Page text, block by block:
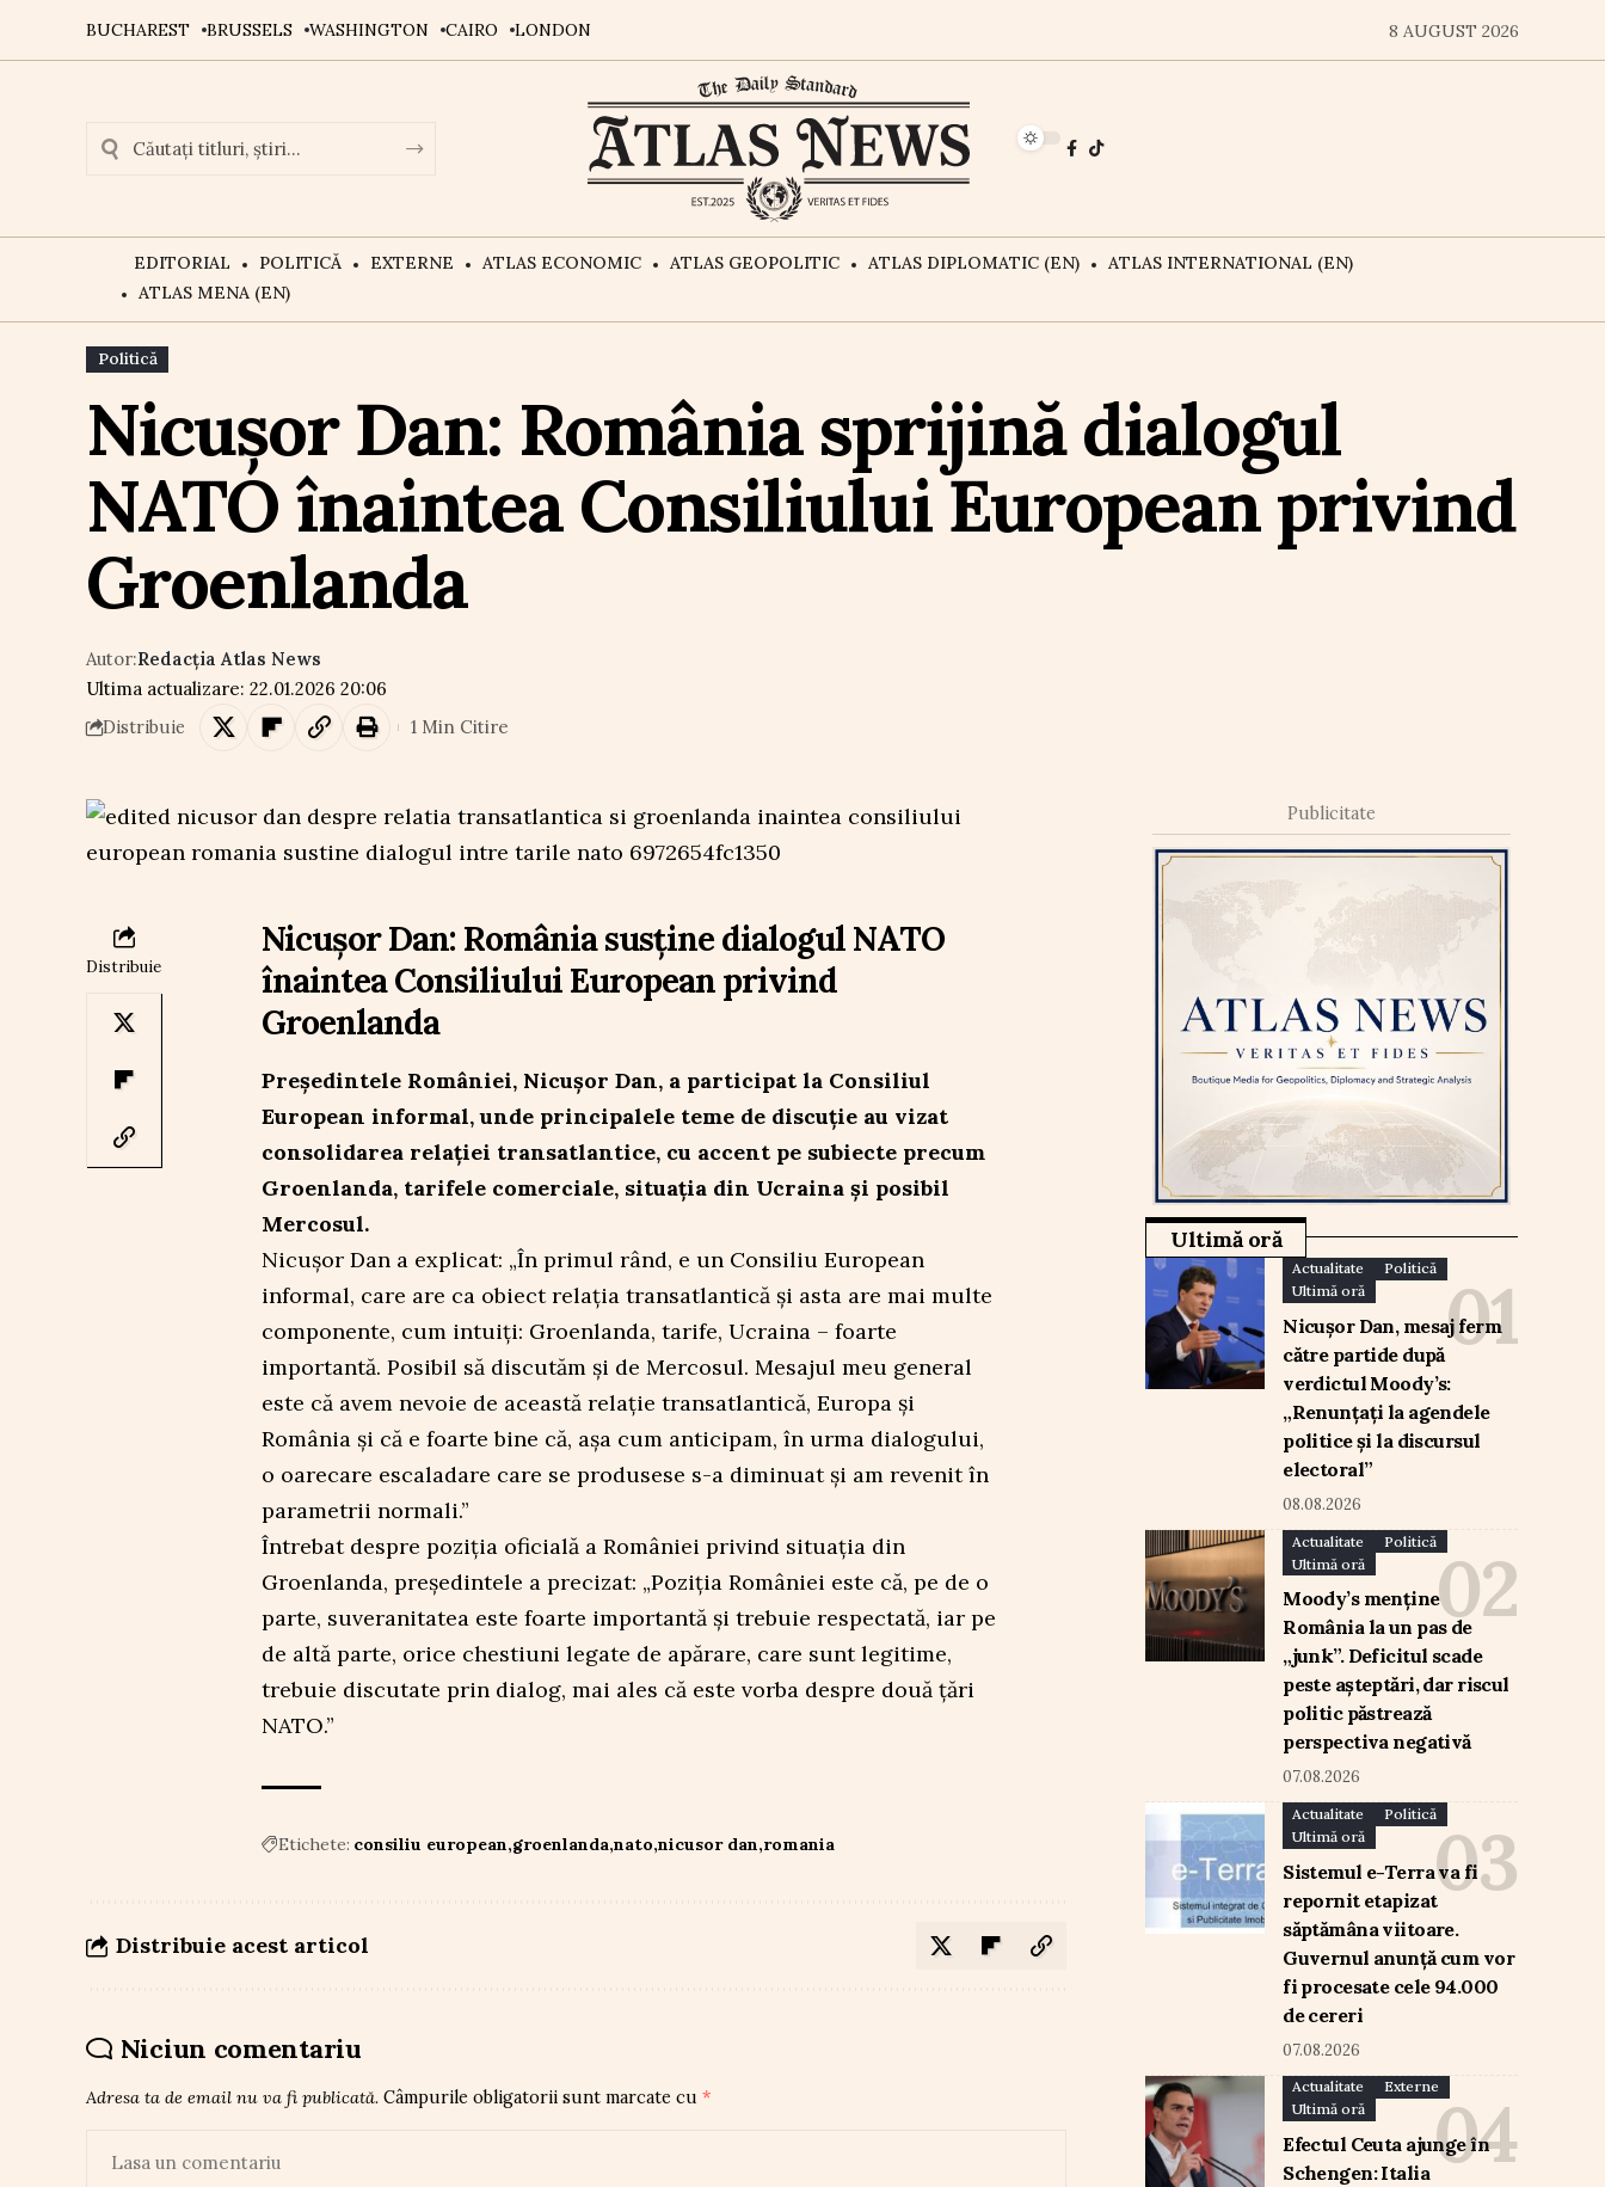
BUCHAREST BRUSSELS WASHINGTON CAIRO LONDON 8 AUGUST 2026
EDITORIAL POLITICĂ EXTERNE ATLAS ECONOMIC ATLAS GEOPOLITIC ATLAS DIPLOMATIC (EN)
ATLAS INTERNATIONAL (EN)
ATLAS MENA (EN)
Politică
Nicușor Dan: România sprijină dialogul
NATO înaintea Consiliului European privind
Groenlanda
Ultima actualizare: 22.01.2026 20:06
Autor:Redacția Atlas News
Distribuie 1 Min Citire
Distribuie
Nicușor Dan: România susține dialogul NATO
înaintea Consiliului European privind
Groenlanda
Președintele României, Nicușor Dan, a participat la Consiliul
European informal, unde principalele teme de discuție au vizat
consolidarea relației transatlantice, cu accent pe subiecte precum
Groenlanda, tarifele comerciale, situația din Ucraina și posibil
Mercosul.
Nicușor Dan a explicat: „În primul rând, e un Consiliu European
informal, care are ca obiect relația transatlantică și asta are mai multe
componente, cum intuiți: Groenlanda, tarife, Ucraina – foarte
importantă. Posibil să discutăm și de Mercosul. Mesajul meu general
este că avem nevoie de această relație transatlantică, Europa și
România și că e foarte bine că, așa cum anticipam, în urma dialogului,
o oarecare escaladare care se produsese s-a diminuat și am revenit în
parametrii normali.”
Întrebat despre poziția oficială a României privind situația din
Groenlanda, președintele a precizat: „Poziția României este că, pe de o
parte, suveranitatea este foarte importantă și trebuie respectată, iar pe
de altă parte, orice chestiuni legate de apărare, care sunt legitime,
trebuie discutate prin dialog, mai ales că este vorba despre două țări
NATO.”
Etichete: consiliu european groenlanda nato nicusor dan romania
Distribuie acest articol
Niciun comentariu
Adresa ta de email nu va fi publicată. Câmpurile obligatorii sunt marcate cu *
Publicitate
Ultimă oră
Actualitate
Politică
Ultimă oră
Nicușor Dan, mesaj ferm
către partide după
verdictul Moody’s:
„Renunțați la agendele
politice și la discursul
electoral”
08.08.2026
Actualitate
Politică
Ultimă oră
Moody’s menține
România la un pas de
„junk”. Deficitul scade
peste așteptări, dar riscul
politic păstrează
perspectiva negativă
07.08.2026
Actualitate
Politică
Ultimă oră
Sistemul e-Terra va fi
repornit etapizat
săptămâna viitoare.
Guvernul anunță cum vor
fi procesate cele 94.000
de cereri
07.08.2026
Actualitate
Externe
Ultimă oră
Efectul Ceuta ajunge în
Schengen: Italia